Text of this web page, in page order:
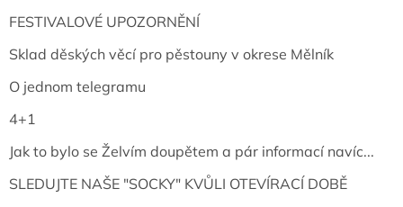
FESTIVALOVÉ UPOZORNĚNÍ
Sklad děských věcí pro pěstouny v okrese Mělník
O jednom telegramu
4+1
Jak to bylo se Želvím doupětem a pár informací navíc...
SLEDUJTE NAŠE "SOCKY" KVŮLI OTEVÍRACÍ DOBĚ